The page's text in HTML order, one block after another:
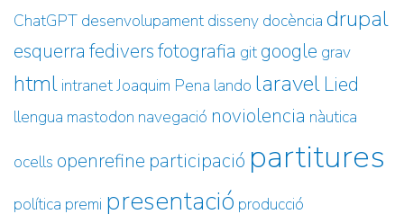
ChatGPT desenvolupament disseny docència drupal
esquerra fediversfotografia git google grav
html intranetJoaquim Pena lando laravel Lied
llengua mastodon navegació noviolencia nàutica
ocells openrefine participació partitures
política premi presentació producció